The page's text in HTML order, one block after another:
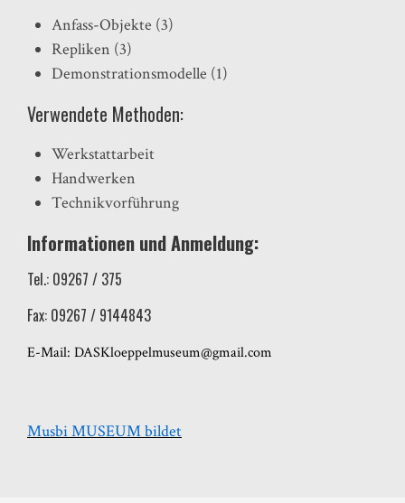
Anfass-Objekte (3)
Repliken (3)
Demonstrationsmodelle (1)
Verwendete Methoden:
Werkstattarbeit
Handwerken
Technikvorführung
Informationen und Anmeldung:
Tel.: 09267 / 375
Fax: 09267 / 9144843
E-Mail: DASKloeppelmuseum@gmail.com
Musbi MUSEUM bildet